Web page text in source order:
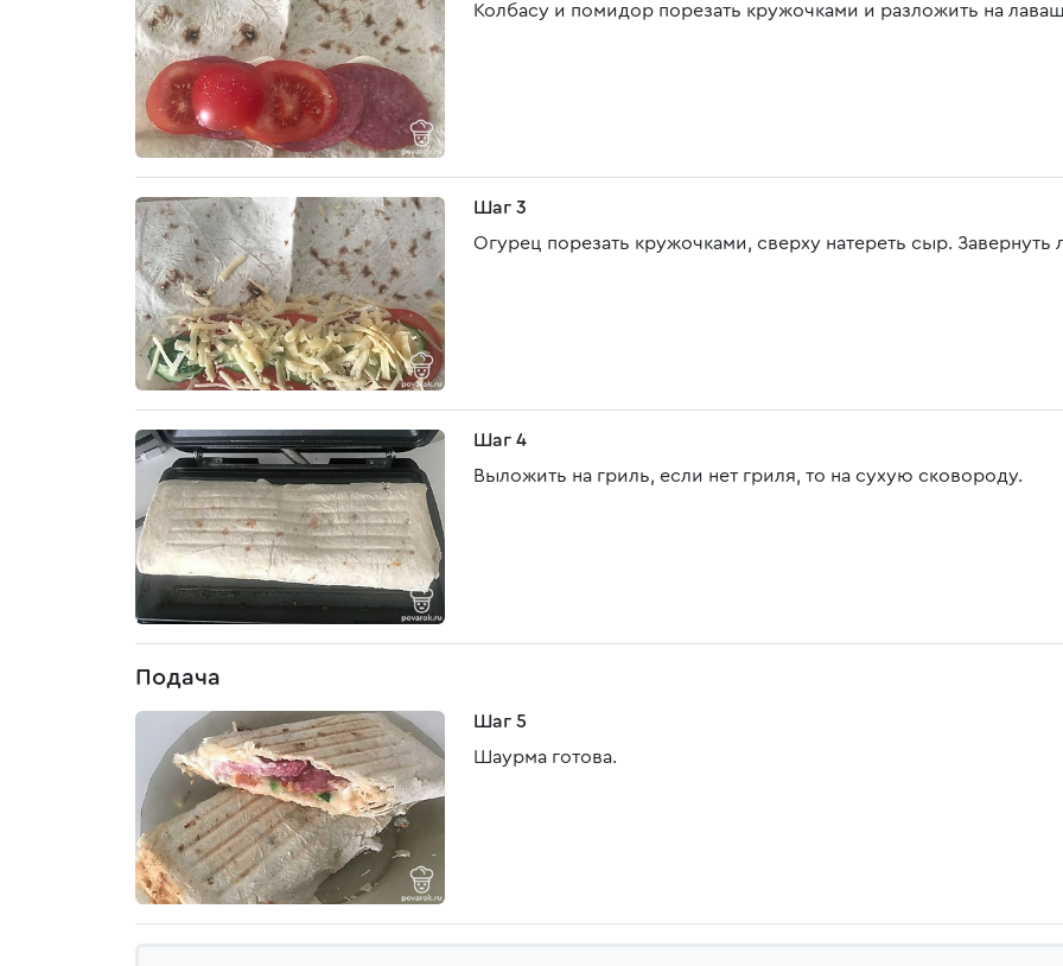
Колбасу и помидор порезать кружочками и разложить на
Шаг 3
Огурец порезать кружочками, сверху натереть сыр. Завернуть
Шаг 4
Выложить на гриль, если нет гриля, то на сухую сковороду.
Подача
Шаг 5
Шаурма готова.